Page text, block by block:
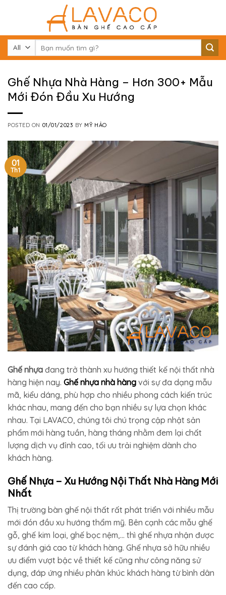
kiếm:
Ghế Nhựa Nhà Hàng – Hơn 300+ Mẫu
Mới Đón Đầu Xu Hướng
POSTED ON 01/01/2023 BY MỸ HẢO
01
Th1
Ghế nhựa đang trở thành xu hướng thiết kế nội thất nhà
hàng hiện nay. Ghế nhựa nhà hàng với sự đa dạng mẫu
mã, kiểu dáng, phù hợp cho nhiều phong cách kiến trúc
khác nhau, mang đến cho bạn nhiều sự lựa chọn khác
nhau. Tại LAVACO, chúng tôi chú trọng cập nhật sản
phẩm mới hàng tuần, hàng tháng nhằm đem lại chất
lượng dịch vụ đỉnh cao, tối ưu trải nghiệm dành cho
khách hàng.
Ghế Nhựa – Xu Hướng Nội Thất Nhà Hàng Mới
Nhất
Thị trường bàn ghế nội thất rất phát triển với nhiều mẫu
mới đón đầu xu hướng thẩm mỹ. Bên cạnh các mẫu ghế
gỗ, ghế kim loại, ghế bọc nệm,… thì ghế nhựa nhận được
sự đánh giá cao từ khách hàng. Ghế nhựa sở hữu nhiều
ưu điểm vượt bậc về thiết kế cũng như công năng sử
dụng, đáp ứng nhiều phân khúc khách hàng từ bình dân
đến cao cấp.